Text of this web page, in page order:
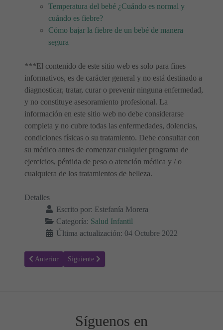
Temperatura del bebé ¿Cuándo es normal y
cuándo es fiebre?
Cómo bajar la fiebre de un bebé de manera
segura
***El contenido de este sitio web es solo para fines
informativos, es de carácter general y no está destinado a
diagnosticar, tratar, curar o prevenir ninguna enfermedad,
y no constituye asesoramiento profesional. La
información en este sitio web no debe considerarse
completa y no cubre todas las enfermedades, dolencias,
condiciones físicas o su tratamiento. Debe consultar con
su médico antes de comenzar cualquier programa de
ejercicios, pérdida de peso o atención médica y / o
cualquiera de los tratamientos de belleza.
Detalles
Escrito por: Estefanía Morera
Categoría: Salud Infantil
Última actualización: 04 Octubre 2022
Artículo anterior: Ambliopía - Ojo vago o perezoso en los niños
Anterior Artículo siguiente: Síndrome del corazón izquierdo
Siguiente
Síguenos en